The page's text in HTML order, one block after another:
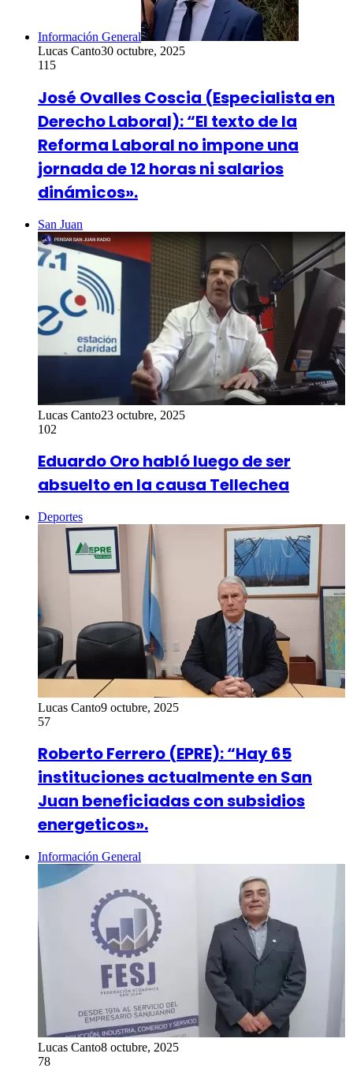
Información General
Lucas Canto30 octubre, 2025
115
José Ovalles Coscia (Especialista en
Derecho Laboral): “El texto de la
Reforma Laboral no impone una
jornada de 12 horas ni salarios
dinámicos».
San Juan
Lucas Canto23 octubre, 2025
102
Eduardo Oro habló luego de ser
absuelto en la causa Tellechea
Deportes
Lucas Canto9 octubre, 2025
57
Roberto Ferrero (EPRE): “Hay 65
instituciones actualmente en San
Juan beneficiadas con subsidios
energeticos».
Información General
Lucas Canto8 octubre, 2025
78